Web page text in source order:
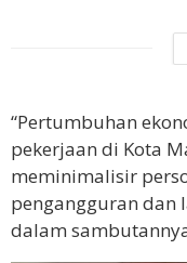
“Pertumbuhan
pekerjaan di Kota
meminimalisir
pengangguran dan
dalam